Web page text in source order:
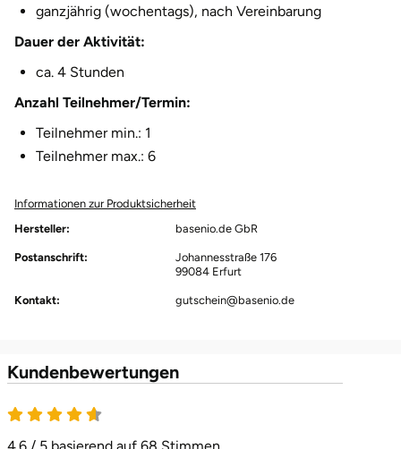
ganzjährig (wochentags), nach Vereinbarung
Dauer der Aktivität:
ca. 4 Stunden
Anzahl Teilnehmer/Termin:
Teilnehmer min.: 1
Teilnehmer max.: 6
Informationen zur Produktsicherheit
Hersteller:
basenio.de GbR
Postanschrift:
Johannesstraße 176
99084 Erfurt
Kontakt: gutschein@basenio.de
Kundenbewertungen
Fulda
Fürstenfeldbruck
Fürth
Geiselwind
Gelnhausen
Göppingen
Görlitz